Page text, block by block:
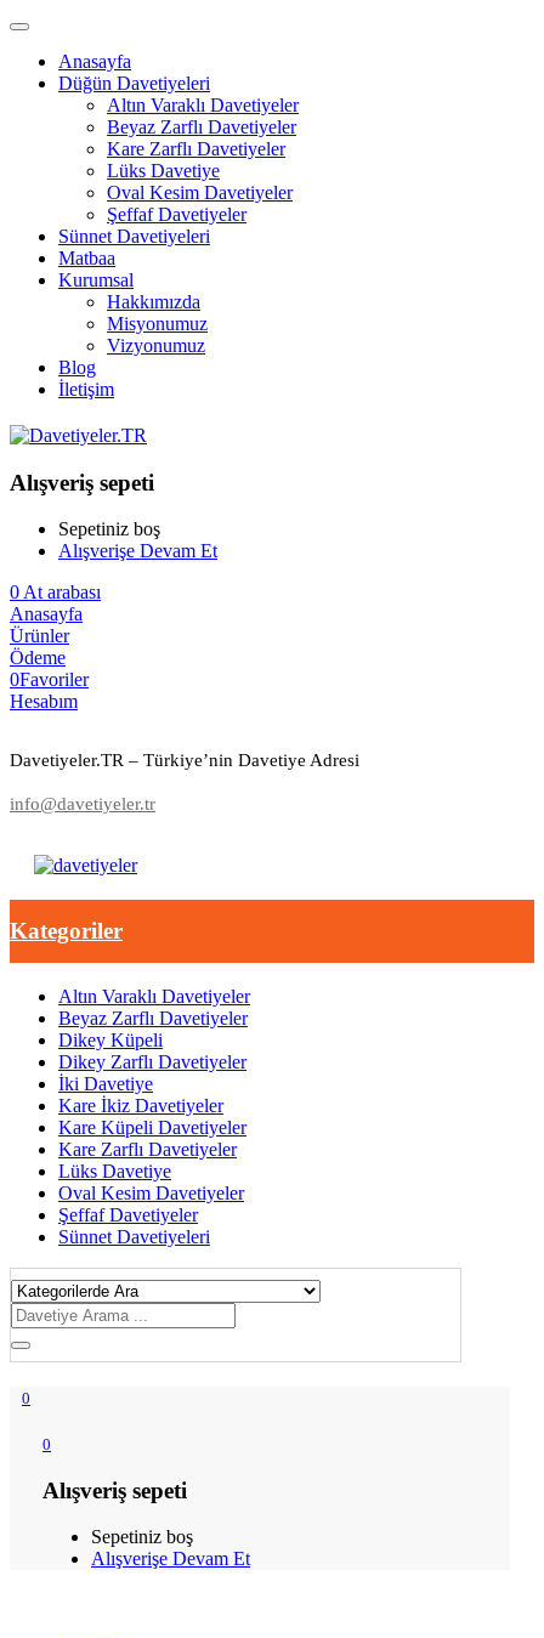
Anasayfa
Düğün Davetiyeleri
Altın Varaklı Davetiyeler
Beyaz Zarflı Davetiyeler
Kare Zarflı Davetiyeler
Lüks Davetiye
Oval Kesim Davetiyeler
Şeffaf Davetiyeler
Sünnet Davetiyeleri
Matbaa
Kurumsal
Hakkımızda
Misyonumuz
Vizyonumuz
Blog
İletişim
Alışveriş sepeti
Sepetiniz boş
Alışverişe Devam Et
0At arabası
Anasayfa
Ürünler
Ödeme
0Favoriler
Hesabım
Davetiyeler.TR – Türkiye’nin Davetiye Adresi
info@davetiyeler.tr
Kategoriler
Altın Varaklı Davetiyeler
Beyaz Zarflı Davetiyeler
Dikey Küpeli
Dikey Zarflı Davetiyeler
İki Davetiye
Kare İkiz Davetiyeler
Kare Küpeli Davetiyeler
Kare Zarflı Davetiyeler
Lüks Davetiye
Oval Kesim Davetiyeler
Şeffaf Davetiyeler
Sünnet Davetiyeleri
0
0
Alışveriş sepeti
Sepetiniz boş
Alışverişe Devam Et